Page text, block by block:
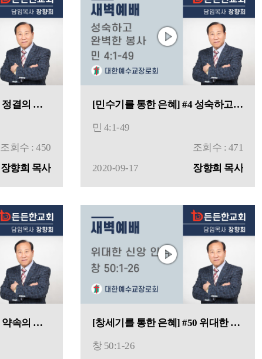
[민수기를 통한 은혜] #5 정결의 방법
조회수 : 450
장향희 목사
[민수기를 통한 은혜] #4 성숙하고 완벽한 봉사
민 4:1-49
조회수 : 471
2020-09-17
장향희 목사
[민수기를 통한 은혜] #1 약속의 땅에 들어가려면 [창세기를 통한 은혜] #50 위대한 신앙 인격
창 50:1-26